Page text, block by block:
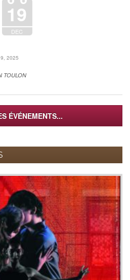
19
DEC
2025
TOULON
ÉVÉNEMENTS...